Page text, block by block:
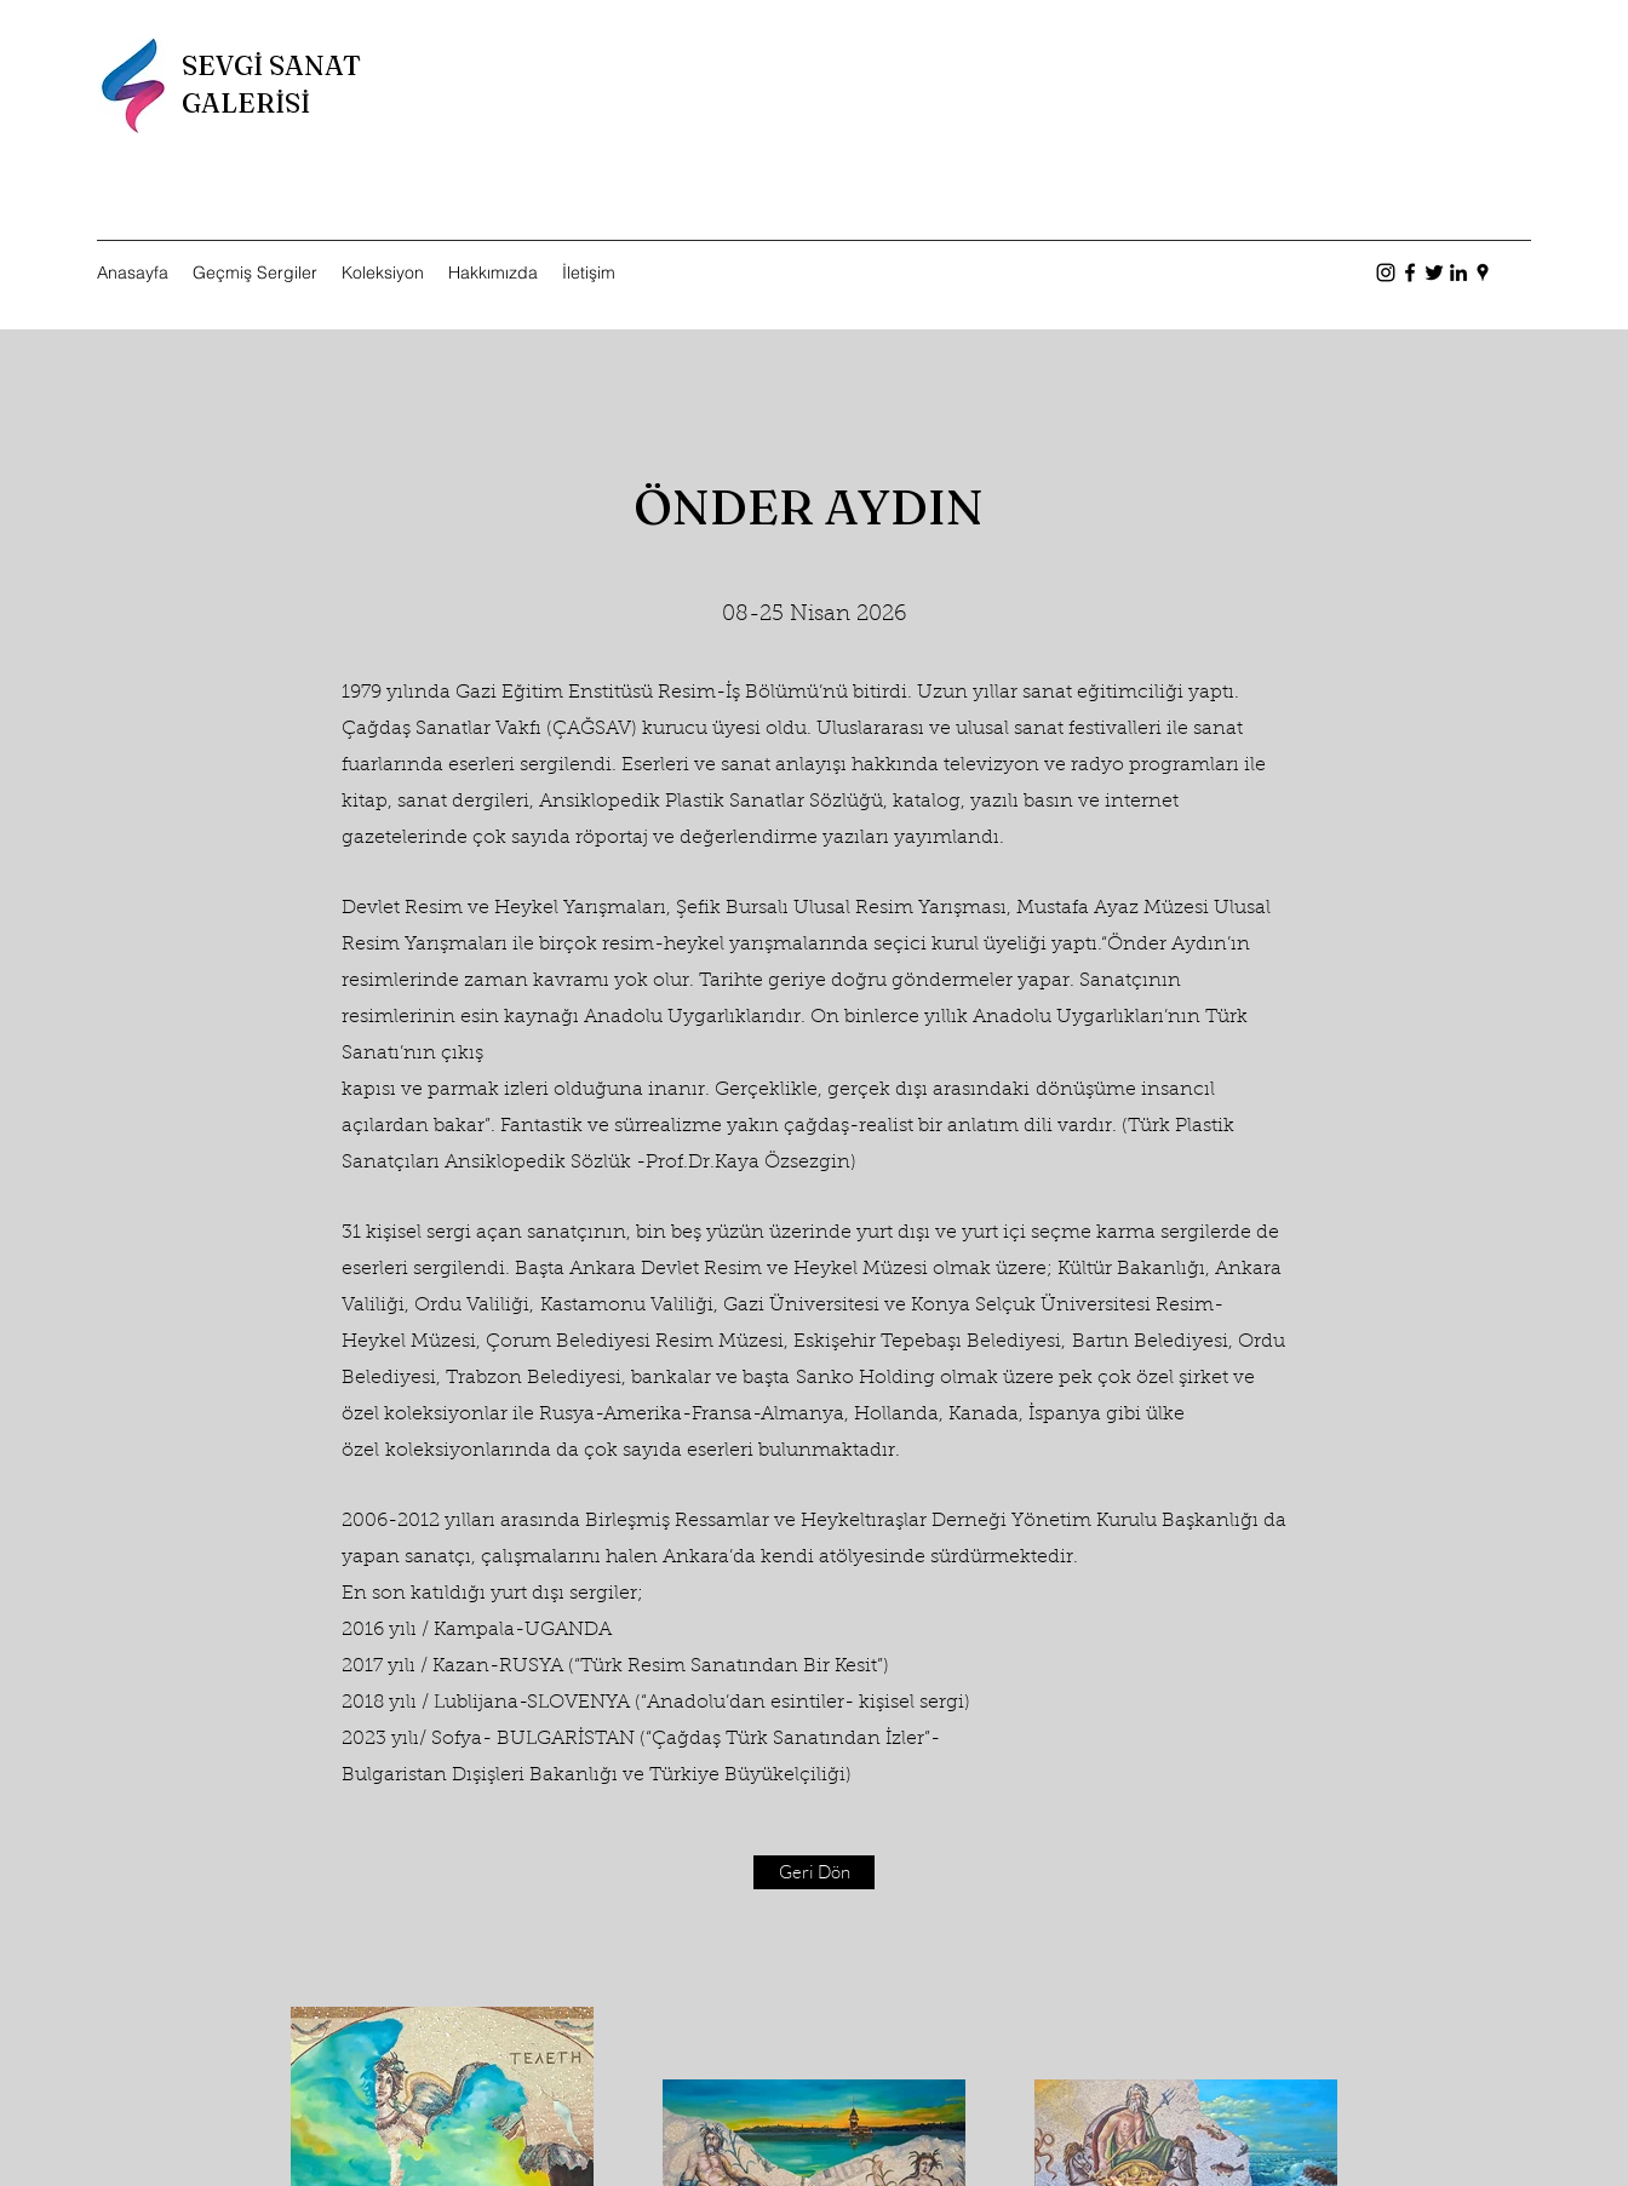
SEVGİ SANAT
GALERİSİ
Anasayfa Geçmiş Sergiler Koleksiyon Hakkımızda İletişim
ÖNDER AYDIN
08-25 Nisan 2026
1979 yılında Gazi Eğitim Enstitüsü Resim-İş Bölümü’nü bitirdi. Uzun yıllar sanat eğitimciliği yaptı.
Çağdaş Sanatlar Vakfı (ÇAĞSAV) kurucu üyesi oldu. Uluslararası ve ulusal sanat festivalleri ile sanat
fuarlarında eserleri sergilendi. Eserleri ve sanat anlayışı hakkında televizyon ve radyo programları ile
kitap, sanat dergileri, Ansiklopedik Plastik Sanatlar Sözlüğü, katalog, yazılı basın ve internet
gazetelerinde çok sayıda röportaj ve değerlendirme yazıları yayımlandı.
Devlet Resim ve Heykel Yarışmaları, Şefik Bursalı Ulusal Resim Yarışması, Mustafa Ayaz Müzesi Ulusal
Resim Yarışmaları ile birçok resim-heykel yarışmalarında seçici kurul üyeliği yaptı.“Önder Aydın’ın
resimlerinde zaman kavramı yok olur. Tarihte geriye doğru göndermeler yapar. Sanatçının
resimlerinin esin kaynağı Anadolu Uygarlıklarıdır. On binlerce yıllık Anadolu Uygarlıkları’nın Türk
Sanatı’nın çıkış
kapısı ve parmak izleri olduğuna inanır. Gerçeklikle, gerçek dışı arasındaki dönüşüme insancıl
açılardan bakar”. Fantastik ve sürrealizme yakın çağdaş-realist bir anlatım dili vardır. (Türk Plastik
Sanatçıları Ansiklopedik Sözlük -Prof.Dr.Kaya Özsezgin)
31 kişisel sergi açan sanatçının, bin beş yüzün üzerinde yurt dışı ve yurt içi seçme karma sergilerde de
eserleri sergilendi. Başta Ankara Devlet Resim ve Heykel Müzesi olmak üzere; Kültür Bakanlığı, Ankara
Valiliği, Ordu Valiliği, Kastamonu Valiliği, Gazi Üniversitesi ve Konya Selçuk Üniversitesi Resim-
Heykel Müzesi, Çorum Belediyesi Resim Müzesi, Eskişehir Tepebaşı Belediyesi, Bartın Belediyesi, Ordu
Belediyesi, Trabzon Belediyesi, bankalar ve başta Sanko Holding olmak üzere pek çok özel şirket ve
özel koleksiyonlar ile Rusya-Amerika-Fransa-Almanya, Hollanda, Kanada, İspanya gibi ülke
özel koleksiyonlarında da çok sayıda eserleri bulunmaktadır.
2006-2012 yılları arasında Birleşmiş Ressamlar ve Heykeltıraşlar Derneği Yönetim Kurulu Başkanlığı da
yapan sanatçı, çalışmalarını halen Ankara’da kendi atölyesinde sürdürmektedir.
En son katıldığı yurt dışı sergiler;
2016 yılı / Kampala-UGANDA
2017 yılı / Kazan-RUSYA (“Türk Resim Sanatından Bir Kesit”)
2018 yılı / Lublijana-SLOVENYA (“Anadolu’dan esintiler- kişisel sergi)
2023 yılı/ Sofya- BULGARİSTAN (“Çağdaş Türk Sanatından İzler”-
Bulgaristan Dışişleri Bakanlığı ve Türkiye Büyükelçiliği)
Geri Dön